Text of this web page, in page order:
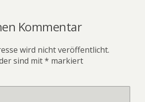
Kommentar
wird nicht veröffentlicht.
sind mit* markiert